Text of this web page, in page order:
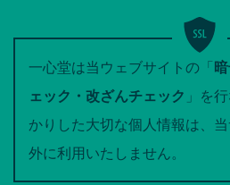
一心堂は当ウェブサイトの「
ェック・改ざんチェック 」を
かりした大切な個人情報は、
外に利用いたしません。